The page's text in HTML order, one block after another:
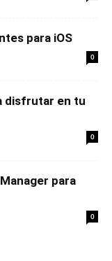
para iOS
0
disfrutar en tu
0
para
0